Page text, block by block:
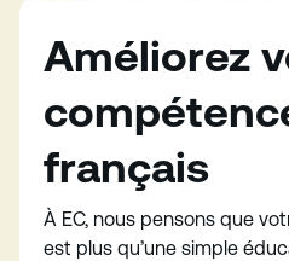
Améliorez
français
À EC, nous pensons que
est plus qu’une simple